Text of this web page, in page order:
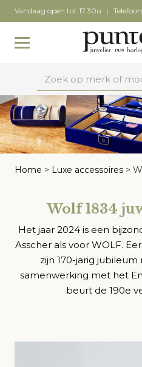
Skip
to
content
Vandaag open tot 17.30u Telefoon
Toggle navigation
Home > Luxe accessoires >
Wolf 1834
Het jaar 2024 is een
Asscher als voor WOLF.
zijn 170-jarig
samenwerking met het
beurt de 190e